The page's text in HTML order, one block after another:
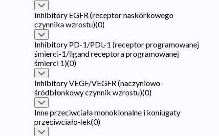
Inhibitory EGFR (receptor naskórkowego
czynnika wzrostu)(0)
Inhibitory PD-1/PDL-1 (receptor programowanej
śmierci-1/ligand receptora programowanej
śmierci 1)(0)
Inhibitory VEGF/VEGFR (naczyniowo-
śródbłonkowy czynnik wzrostu)(0)
Inne przeciwciała monoklonalne i koniugaty
przeciwciało-lek(0)